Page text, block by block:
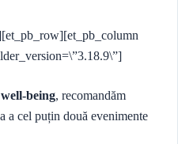
being, recomandăm
a cel puțin două evenimente